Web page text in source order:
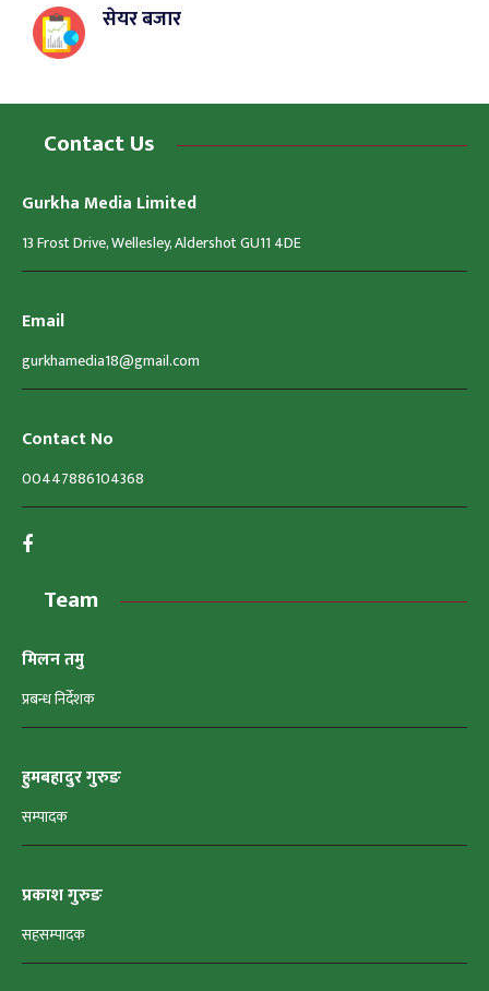
सेयर बजार
Contact Us
Gurkha Media Limited
13 Frost Drive, Wellesley, Aldershot GU11 4DE
Email
gurkhamedia18@gmail.com
Contact No
00447886104368
Team
मिलन तमु
प्रबन्ध निर्देशक
हुमबहादुर गुरुङ
सम्पादक
प्रकाश गुरुङ
सहसम्पादक